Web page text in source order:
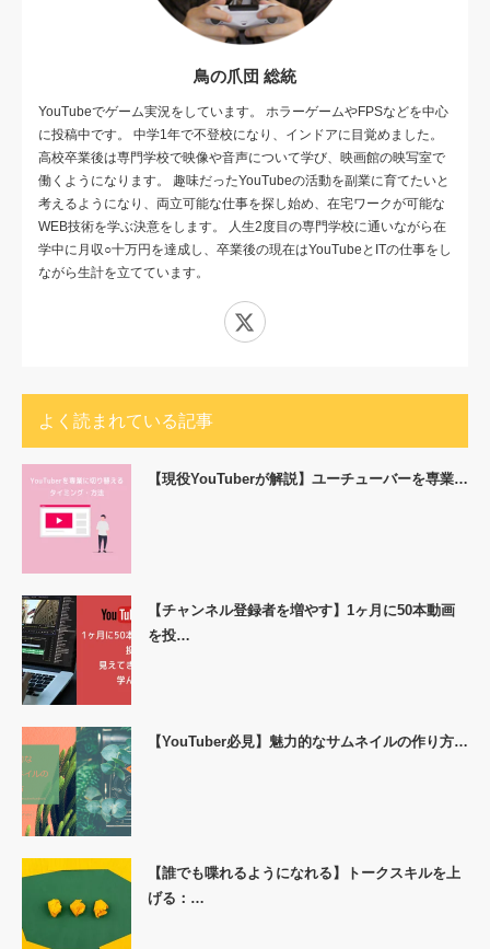
鳥の爪団 総統
YouTubeでゲーム実況をしています。 ホラーゲームやFPSなどを中心
に投稿中です。 中学1年で不登校になり、インドアに目覚めました。
高校卒業後は専門学校で映像や音声について学び、映画館の映写室で
働くようになります。 趣味だったYouTubeの活動を副業に育てたいと
考えるようになり、両立可能な仕事を探し始め、在宅ワークが可能な
WEB技術を学ぶ決意をします。 人生2度目の専門学校に通いながら在
学中に月収○十万円を達成し、卒業後の現在はYouTubeとITの仕事をし
ながら生計を立てています。
よく読まれている記事
【現役YouTuberが解説】ユーチューバーを専業…
【チャンネル登録者を増やす】1ヶ月に50本動画
を投…
【YouTuber必見】魅力的なサムネイルの作り方…
【誰でも喋れるようになれる】トークスキルを上
げる：…